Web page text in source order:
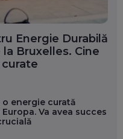
Energie Durabilă
Bruxelles. Cine
energie curată
Va avea succes